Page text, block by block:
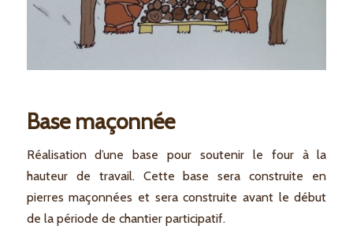
Base maçonnée
Réalisation d’une base pour soutenir le four à la
hauteur de travail. Cette base sera construite en
pierres maçonnées et sera construite avant le début
de la période de chantier participatif.